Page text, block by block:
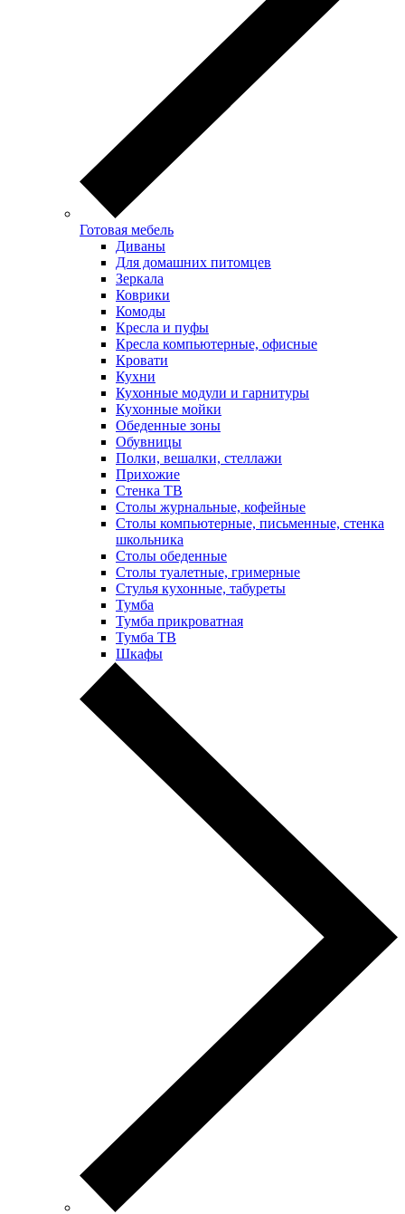
Готовая мебель
Диваны
Для домашних питомцев
Зеркала
Коврики
Комоды
Кресла и пуфы
Кресла компьютерные, офисные
Кровати
Кухни
Кухонные модули и гарнитуры
Кухонные мойки
Обеденные зоны
Обувницы
Полки, вешалки, стеллажи
Прихожие
Стенка ТВ
Столы журнальные, кофейные
Столы компьютерные, письменные, стенка
школьника
Столы обеденные
Столы туалетные, гримерные
Стулья кухонные, табуреты
Тумба
Тумба прикроватная
Тумба ТВ
Шкафы